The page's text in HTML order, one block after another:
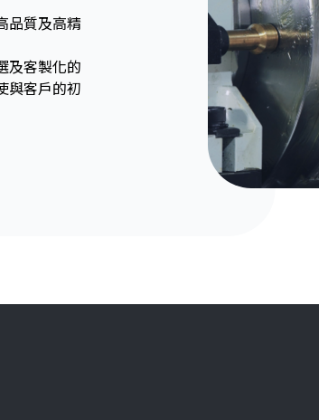
品質及高精
及客製化的
與客戶的初